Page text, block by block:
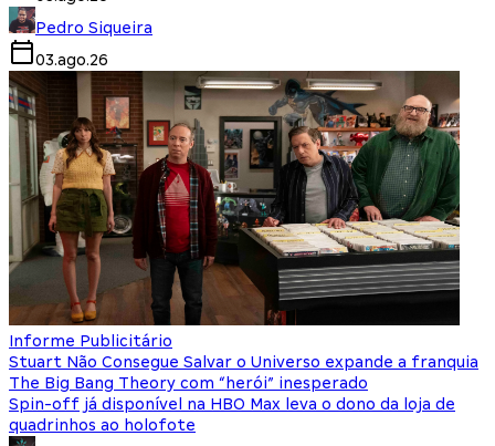
Pedro Siqueira
03.ago.26
Informe Publicitário
Stuart Não Consegue Salvar o Universo expande a franquia
The Big Bang Theory com “herói” inesperado
Spin-off já disponível na HBO Max leva o dono da loja de
quadrinhos ao holofote